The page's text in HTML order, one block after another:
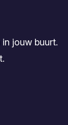
jouw buurt.